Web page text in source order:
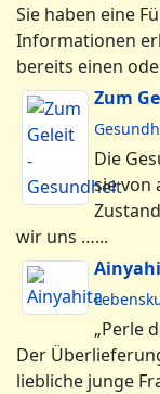
Sie haben eine
Informationen
bereits einen
Zum
Die
sie von
wir uns …...
„Perle
Der
liebliche junge